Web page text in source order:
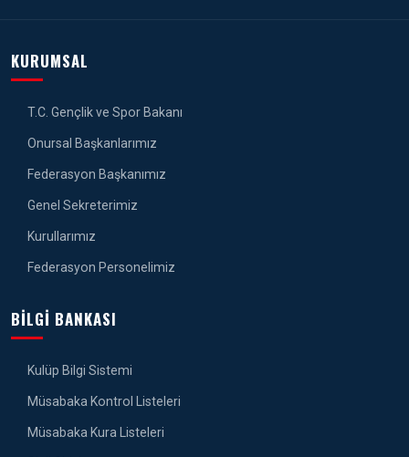
KURUMSAL
T.C. Gençlik ve Spor Bakanı
Onursal Başkanlarımız
Federasyon Başkanımız
Genel Sekreterimiz
Kurullarımız
Federasyon Personelimiz
BILGI BANKASI
Kulüp Bilgi Sistemi
Müsabaka Kontrol Listeleri
Müsabaka Kura Listeleri